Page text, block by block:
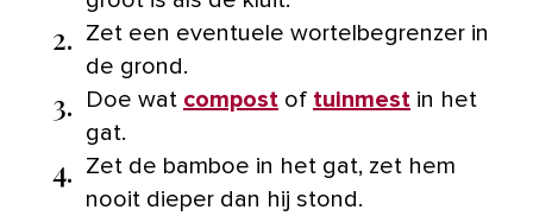
2.
Zet een eventuele wortelbegrenzer in
de grond.
3. Doe wat compost of tuinmest in het
gat.
4.
Zet de bamboe in het gat, zet hem
nooit dieper dan hij stond.